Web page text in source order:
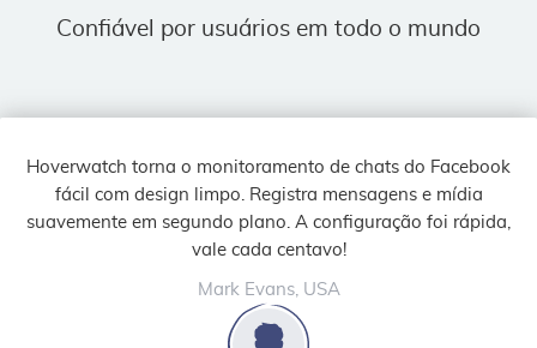
Confiável por usuários em todo o mundo
Hoverwatch torna o monitoramento de chats do Facebook
fácil com design limpo. Registra mensagens e mídia
suavemente em segundo plano. A configuração foi rápida,
vale cada centavo!
Mark Evans, USA